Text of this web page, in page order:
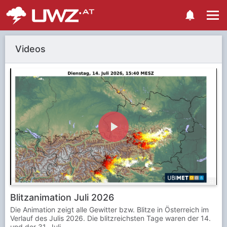
Videos
P
l
a
Blitzanimation Juli 2026
Die Animation zeigt alle Gewitter bzw. Blitze in Österreich im
Verlauf des Julis 2026. Die blitzreichsten Tage waren der 14.